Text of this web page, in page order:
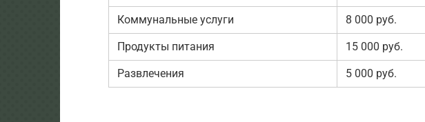
Коммунальные услуги 8 000 руб.
Продукты питания 15 000 руб.
Развлечения 5 000 руб.